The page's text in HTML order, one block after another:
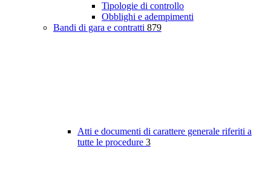
Tipologie di controllo
Obblighi e adempimenti
Bandi di gara e contratti 879
Atti e documenti di carattere generale riferiti a
tutte le procedure 3